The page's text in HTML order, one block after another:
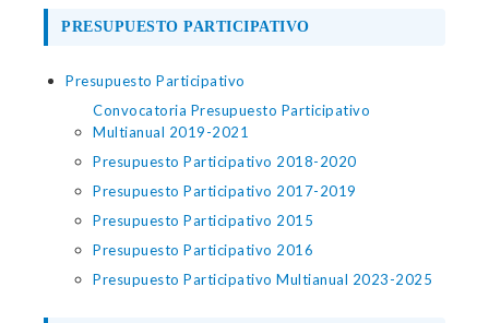
PRESUPUESTO PARTICIPATIVO
Presupuesto Participativo
Convocatoria Presupuesto Participativo
Multianual 2019-2021
Presupuesto Participativo 2018-2020
Presupuesto Participativo 2017-2019
Presupuesto Participativo 2015
Presupuesto Participativo 2016
Presupuesto Participativo Multianual 2023-2025